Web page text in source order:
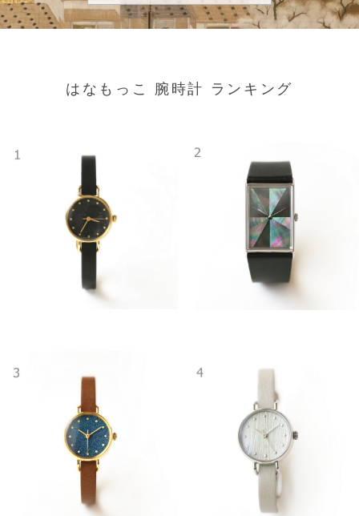
はなもっこ 腕時計 ランキング